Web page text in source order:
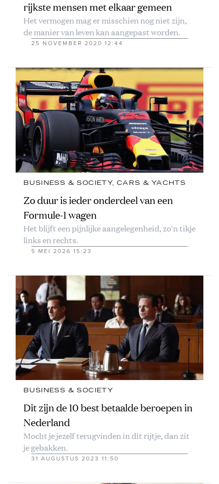
rijkste mensen met elkaar gemeen
Het vermogen mag er misschien nog niet zijn,
de manier van leven kan aangepast worden.
25 NOVEMBER 2020 12:44
BUSINESS & SOCIETY, CARS & YACHTS
Zo duur is ieder onderdeel van een
Formule-1 wagen
Het blijft een pijnlijke aangelegenheid, zo'n tikje
links en rechts.
5 MEI 2026 15:23
BUSINESS & SOCIETY
Dit zijn de 10 best betaalde beroepen in
Nederland
Mocht je jezelf terugvinden in dit rijtje, dan zit
je gebakken.
31 AUGUSTUS 2023 11:50